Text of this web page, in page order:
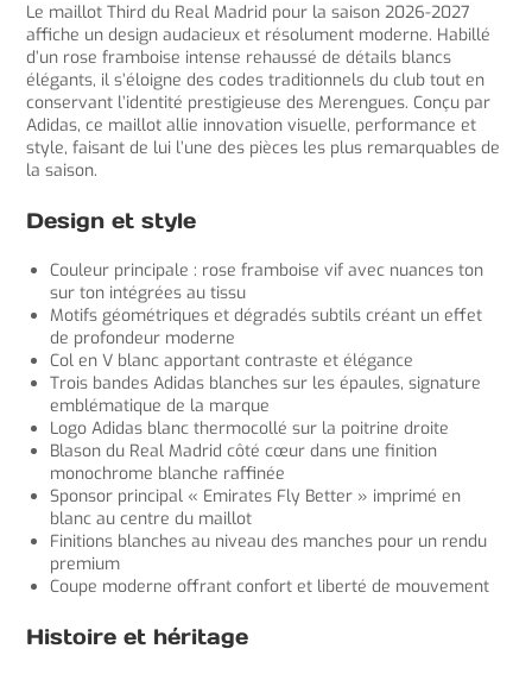
Le maillot Third du Real Madrid pour la saison 2026-2027
affiche un design audacieux et résolument moderne. Habillé
d’un rose framboise intense rehaussé de détails blancs
élégants, il s’éloigne des codes traditionnels du club tout en
conservant l’identité prestigieuse des Merengues. Conçu par
Adidas, ce maillot allie innovation visuelle, performance et
style, faisant de lui l’une des pièces les plus remarquables de
la saison.
Design et style
Couleur principale : rose framboise vif avec nuances ton
sur ton intégrées au tissu
Motifs géométriques et dégradés subtils créant un effet
de profondeur moderne
Col en V blanc apportant contraste et élégance
Trois bandes Adidas blanches sur les épaules, signature
emblématique de la marque
Logo Adidas blanc thermocollé sur la poitrine droite
Blason du Real Madrid côté cœur dans une finition
monochrome blanche raffinée
Sponsor principal « Emirates Fly Better » imprimé en
blanc au centre du maillot
Finitions blanches au niveau des manches pour un rendu
premium
Coupe moderne offrant confort et liberté de mouvement
Histoire et héritage